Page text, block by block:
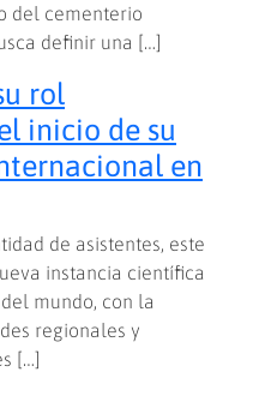
del cementerio
definir una […]
rol
inicio de su
en
de asistentes, este
instancia científica
mundo, con la
regionales y
[…]